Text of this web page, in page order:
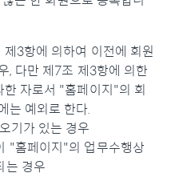
3항에 의하여 이전에 회원
, 다만 제7조 제3항에 의한
자로서 "홈페이지"의 회
는 예외로 한다.
기가 있는 경우
"홈페이지"의 업무수행상
는 경우